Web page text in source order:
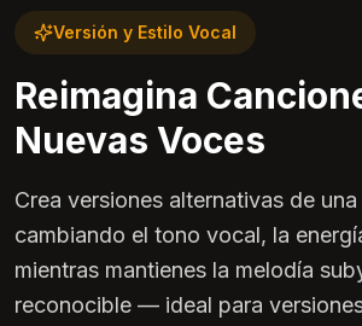
Versión y Estilo Vocal
Reimagina
Nuevas Voces
Crea versiones alternativas de
cambiando el tono vocal, la
mientras mantienes la melodía
reconocible — ideal para